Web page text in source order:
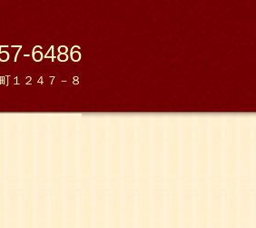
6486
１２４７－８